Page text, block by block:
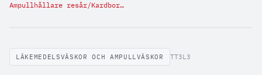
Ampullhållare resår/Kardborre för 10st amp
LÄKEMEDELSVÄSKOR OCH AMPULLVÄSKOR TT3L3